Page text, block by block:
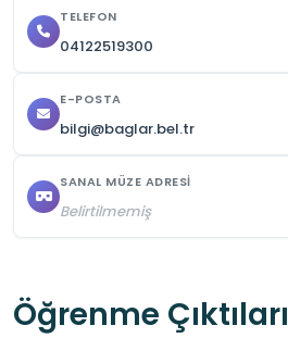
TELEFON
04122519300
E-POSTA
bilgi@baglar.bel.tr
SANAL MÜZE ADRESI
Belirtilmemiş
Öğrenme Çıktıları